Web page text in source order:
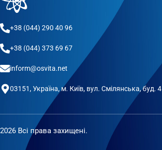
+38 (044) 290 40 96
+38 (044) 373 69 67
inform@osvita.net
03151, Україна, м. Київ, вул. Смілянська, буд. 4
2026 Всі права захищені.